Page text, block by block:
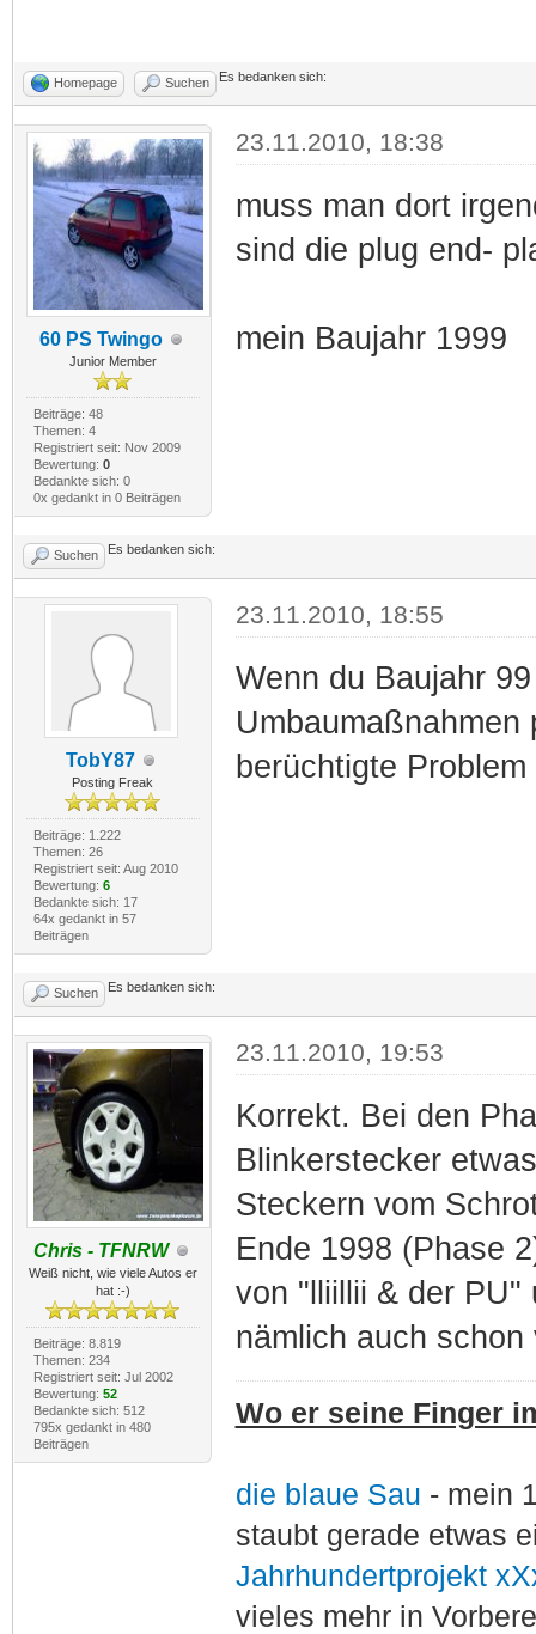
Homepage Suchen Es bedanken sich:
60 PS Twingo
Junior Member
Beiträge: 48
Themen: 4
Registriert seit: Nov 2009
Bewertung: 0
Bedankte sich: 0
0x gedankt in 0 Beiträgen
23.11.2010, 18:38
muss man dort
sind die plug end-
mein Baujahr 1999
Suchen Es bedanken sich:
TobY87
Posting Freak
Beiträge: 1.222
Themen: 26
Registriert seit: Aug 2010
Bewertung: 6
Bedankte sich: 17
64x gedankt in 57
Beiträgen
23.11.2010, 18:55
Wenn du Baujahr
berüchtigte
Suchen Es bedanken sich:
Chris - TFNRW
Weiß nicht, wie viele Autos er
hat :-)
Beiträge: 8.819
Themen: 234
Registriert seit: Jul 2002
Bewertung: 52
Bedankte sich: 512
795x gedankt in 480
Beiträgen
23.11.2010, 19:53
Korrekt. Bei den
Blinkerstecker
Steckern vom
Ende 1998 (Phase
von "lliillii & der PU"
nämlich auch
Wo er seine Finger
die blaue Sau - mein
staubt gerade etwas
Jahrhundertprojekt
vieles mehr in